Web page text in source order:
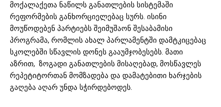
მოქალაქეთა ნაწილს განათლების სისტემაში
რეფორმების განხორციელებაც სურს. ისინი
მოუწოდებენ პარტიებს შეიმუშაონ შესაბამისი
პროგრამა, რომლის ახალ პარლამენტში დამტკიცებაც
სკოლებში სწავლის დონეს გააუმჯობესებს. მათი
აზრით, ზოგადი განათლების მისაღებად, მოსწავლეს
რეპეტიტორთან მომზადება და დამატებითი ხარჯების
გაღება აღარ უნდა სჭირდებოდეს.